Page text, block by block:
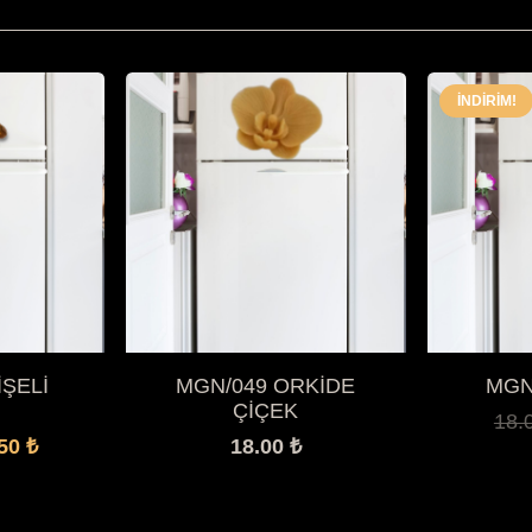
₺Şu
MGN/049 ORKİDE
ÇİÇEK
18.00 ₺
İNDIRIM!